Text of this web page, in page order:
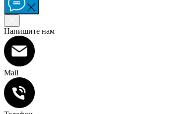
Напишите нам
Mail